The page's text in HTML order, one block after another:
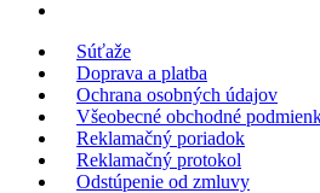
Súťaže
Doprava a platba
Ochrana osobných údajov
Všeobecné obchodné
Reklamačný poriadok
Reklamačný protokol
Odstúpenie od zmluvy